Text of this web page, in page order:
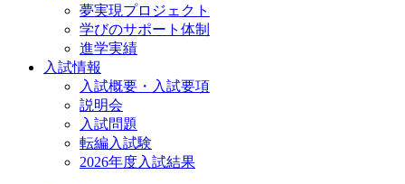
夢実現プロジェクト
学びのサポート体制
進学実績
入試情報
入試概要・入試要項
説明会
入試問題
転編入試験
2026年度入試結果